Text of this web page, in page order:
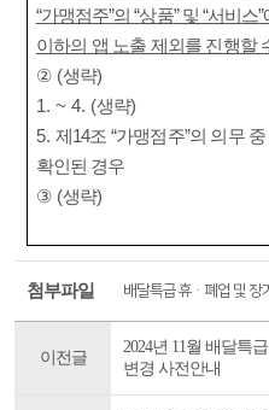
“가맹점주”의“상품”및 “서비스”
이하의 앱 노출 제외를 진행할
② (생략)
1. ~ 4. (생략)
5. 제 14조 “가맹점주”의 의무 중
확인된 경우
③ (생략)
첨부파일 배달특급 휴·폐업 및 장
이전글
2024년 11월 배달특
변경 사전안내